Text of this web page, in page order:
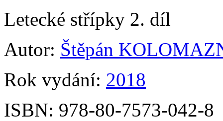
Letecké střípky 2. díl
Autor: Štěpán
Rok vydání: 2018
ISBN: 978-80-7573-042-8